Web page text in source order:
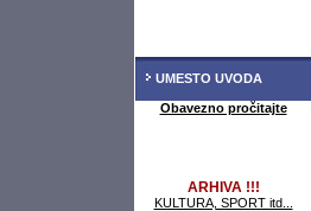
UMESTO UVODA
Obavezno pročitajte
ARHIVA !!!
KULTURA, SPORT itd...